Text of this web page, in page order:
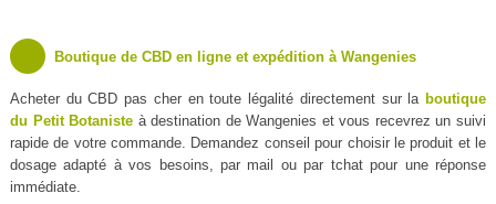
Boutique de CBD en ligne et expédition à Wangenies
Acheter du CBD pas cher en toute légalité directement sur la boutique
du Petit Botaniste à destination de Wangenies et vous recevrez un suivi
rapide de votre commande. Demandez conseil pour choisir le produit et le
dosage adapté à vos besoins, par mail ou par tchat pour une réponse
immédiate.